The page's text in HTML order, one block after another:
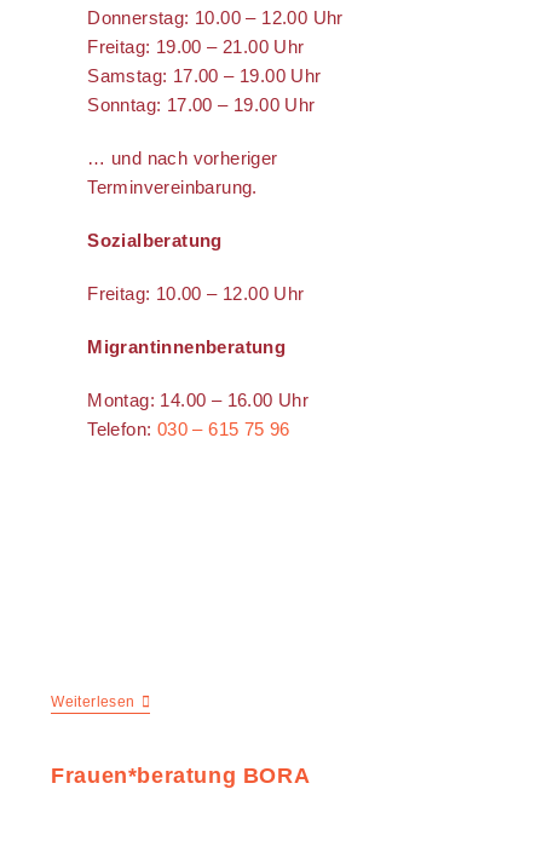
Donnerstag: 10.00 – 12.00 Uhr
Freitag: 19.00 – 21.00 Uhr
Samstag: 17.00 – 19.00 Uhr
Sonntag: 17.00 – 19.00 Uhr
… und nach vorheriger
Terminvereinbarung.
Sozialberatung
Freitag: 10.00 – 12.00 Uhr
Migrantinnenberatung
Montag: 14.00 – 16.00 Uhr
Telefon: 030 – 615 75 96
Weiterlesen
Frauen*beratung BORA